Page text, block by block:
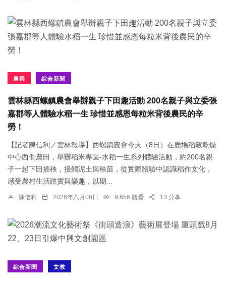
農業 綜合新聞
雲林縣西螺鎮農會舉辦親子下田趣活動 200名親子與立委張
嘉郡等人體驗水稻一生 珍惜並感恩每粒米背後農民的辛
勞！
【記者陳信利／雲林報導】西螺鎮農會今天（8日）在鹿場稻榖乾燥
中心西側農田，舉辦稻米專區-水稻一生系列體驗活動，約200名親
子一起下田插秧，接觸泥土與秧苗，從實際體驗中認識稻作文化，
感受農村生活踏實與樂趣，以期...
陳信利 2026年八月08日 9,656 觀看 13 分享
綜合新聞 文教